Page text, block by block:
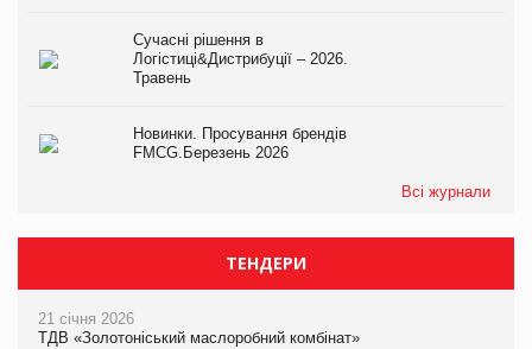
Сучасні рішення в
Логістиці&Дистрибуції – 2026.
Травень
Новинки. Просування брендів
FMCG.Березень 2026
Всі журнали
ТЕНДЕРИ
21 січня 2026
ТДВ «Золотоніський маслоробний комбінат»